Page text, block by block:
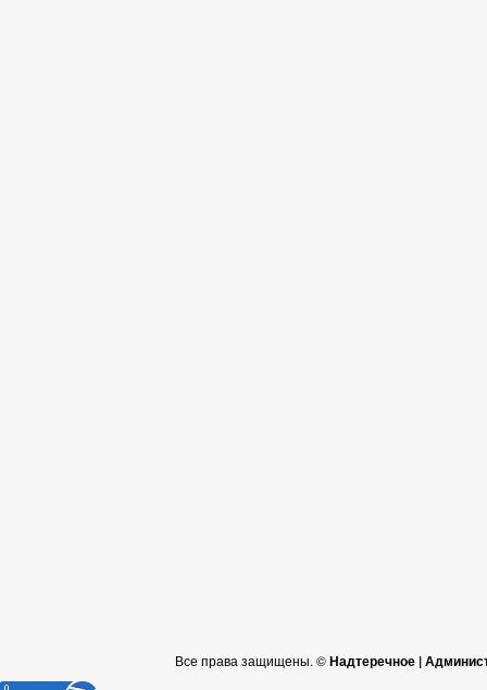
Все права защищены. ©Надтеречное |